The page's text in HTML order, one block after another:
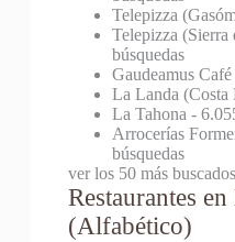
Telepizza
Telepizza
búsquedas
Gaudeamus Café
La Landa (Costa
La Tahona -
Arrocerías
búsquedas
ver los 50 más buscados
Restaurantes
(Alfabético)